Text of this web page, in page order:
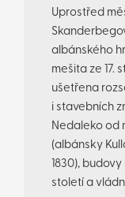
Uprostřed
albánského
mešita ze 17.
ušetřena
i stavebních
Nedaleko od
(albánsky
1830),
století a